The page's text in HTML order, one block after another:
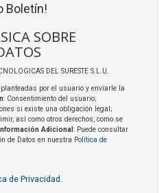
Boletín!
SOBRE
DEL SURESTE S.L.U.
por el usuario y enviarle la
: Consentimiento del usuario;
si existe una obligación legal;
así como otros derechos, como se
Información Adicional : Puede consultar
de Datos en nuestra Política de
de Privacidad